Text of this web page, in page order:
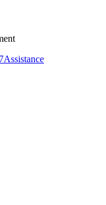
Assistance